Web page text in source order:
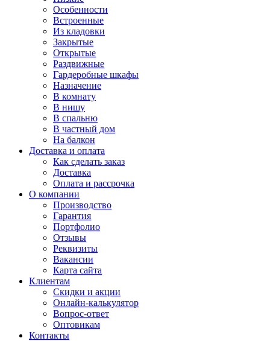
Особенности
Встроенные
Из кладовки
Закрытые
Открытые
Раздвижные
Гардеробные шкафы
Назначение
В комнату
В нишу
В спальню
В частный дом
На балкон
Доставка и оплата
Как сделать заказ
Доставка
Оплата и рассрочка
О компании
Производство
Гарантия
Портфолио
Отзывы
Реквизиты
Вакансии
Карта сайта
Клиентам
Скидки и акции
Онлайн-калькулятор
Вопрос-ответ
Оптовикам
Контакты